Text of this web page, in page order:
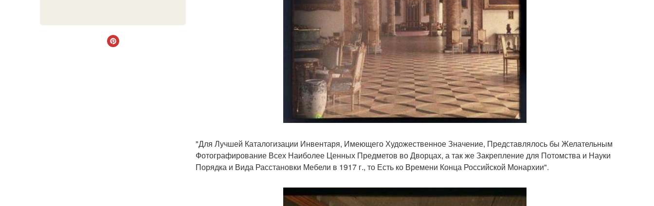
"Для Лучшей Каталогизации Инвентаря, Имеющего Художественное Значение, Представлялось бы Желательным
Фотографирование Всех Наиболее Ценных Предметов во Дворцах, а так же Закрепление для Потомства и Науки
Порядка и Вида Расстановки Мебели в 1917 г., то Есть ко Времени Конца Российской Монархии".